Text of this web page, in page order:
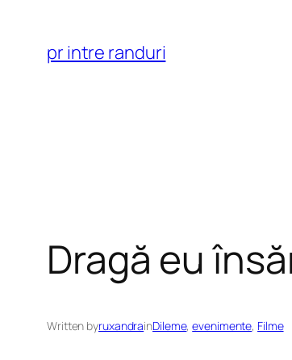
content
pr intre randuri
Dragă eu
Written byruxandrainDileme, evenimente, Filme